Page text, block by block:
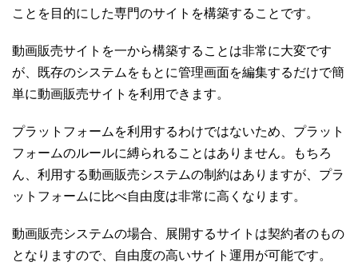
ことを目的にした専門のサイトを構築することです。
動画販売サイトを一から構築することは非常に大変です
が、既存のシステムをもとに管理画面を編集するだけで簡
単に動画販売サイトを利用できます。
プラットフォームを利用するわけではないため、プラット
フォームのルールに縛られることはありません。もちろ
ん、利用する動画販売システムの制約はありますが、プラ
ットフォームに比べ自由度は非常に高くなります。
動画販売システムの場合、展開するサイトは契約者のもの
となりますので、自由度の高いサイト運用が可能です。